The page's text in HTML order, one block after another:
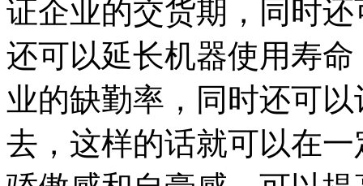
证企业的交货期，同时
还可以延长机器使用寿
业的缺勤率，同时还可
去，这样的话就可以在